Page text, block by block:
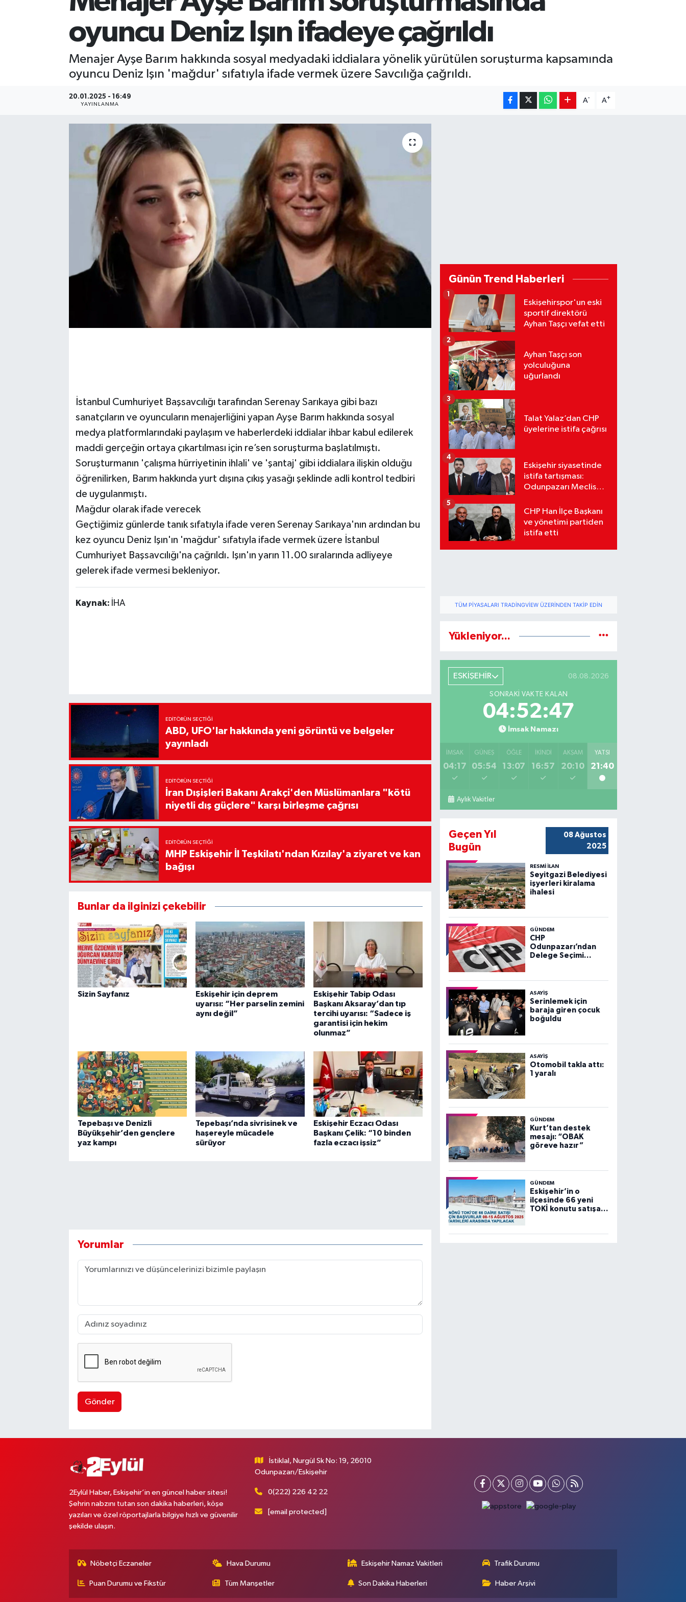
oyuncu Deniz Işın ifadeye çağrıldı
Menajer Ayşe Barım hakkında sosyal medyadaki iddialara yönelik yürütülen soruşturma kapsamında
oyuncu Deniz Işın 'mağdur' sıfatıyla ifade vermek üzere Savcılığa çağrıldı.
20.01.2025 - 16:49
YAYINLANMA
A- A+
İstanbul Cumhuriyet Başsavcılığı tarafından Serenay Sarıkaya gibi bazı
sanatçıların ve oyuncuların menajerliğini yapan Ayşe Barım hakkında sosyal
medya platformlarındaki paylaşım ve haberlerdeki iddialar ihbar kabul edilerek
maddi gerçeğin ortaya çıkartılması için re’sen soruşturma başlatılmıştı.
Soruşturmanın 'çalışma hürriyetinin ihlali' ve 'şantaj' gibi iddialara ilişkin olduğu
öğrenilirken, Barım hakkında yurt dışına çıkış yasağı şeklinde adli kontrol tedbiri
de uygulanmıştı.
Mağdur olarak ifade verecek
Geçtiğimiz günlerde tanık sıfatıyla ifade veren Serenay Sarıkaya'nın ardından bu
kez oyuncu Deniz Işın'ın 'mağdur' sıfatıyla ifade vermek üzere İstanbul
Cumhuriyet Başsavcılığı'na çağrıldı. Işın'ın yarın 11.00 sıralarında adliyeye
gelerek ifade vermesi bekleniyor.
Kaynak: İHA
EDITÖRÜN SEÇTIĞI
ABD, UFO'lar hakkında yeni görüntü ve belgeler
yayınladı
EDITÖRÜN SEÇTIĞI
İran Dışişleri Bakanı Arakçi'den Müslümanlara "kötü
niyetli dış güçlere" karşı birleşme çağrısı
EDITÖRÜN SEÇTIĞI
MHP Eskişehir İl Teşkilatı'ndan Kızılay'a ziyaret ve kan
bağışı
Bunlar da ilginizi çekebilir
Sizin Sayfanız
Eskişehir için deprem
uyarısı: “Her parselin zemini
aynı değil”
Eskişehir Tabip Odası
Başkanı Aksaray’dan tıp
tercihi uyarısı: “Sadece iş
garantisi için hekim
olunmaz”
Tepebaşı ve Denizli
Büyükşehir’den gençlere
yaz kampı
Tepebaşı’nda sivrisinek ve
haşereyle mücadele
sürüyor
Eskişehir Eczacı Odası
Başkanı Çelik: “10 binden
fazla eczacı işsiz”
Yorumlar
Gönder
Günün Trend Haberleri
Eskişehirspor'un eski
sportif direktörü
Ayhan Taşçı vefat etti
1
Ayhan Taşçı son
yolculuğuna
uğurlandı
2
Talat Yalaz’dan CHP
üyelerine istifa çağrısı
3
Eskişehir siyasetinde
istifa tartışması:
Odunpazarı Meclis
medyada karşı karşıya
geldi
4
CHP Han İlçe Başkanı
ve yönetimi partiden
istifa etti
5
TÜM PIYASALARI TRADINGVIEW ÜZERINDEN TAKIP EDIN
Yükleniyor...
ESKİŞEHİR 08.08.2026
SONRAKI VAKTE KALAN
04:52:46
İmsak Namazı
İMSAK
04:17
GÜNEŞ
05:54
ÖĞLE
13:07
İKINDI
16:57
AKŞAM
20:10
YATSI
21:40
Aylık Vakitler
Geçen Yıl
Bugün
08 Ağustos
2025
RESMİ İLAN
Seyitgazi Belediyesi
işyerleri kiralama
ihalesi
GÜNDEM
CHP
Odunpazarı’ndan
Delege Seçimi
ASAYİŞ
Serinlemek için
baraja giren çocuk
boğuldu
ASAYİŞ
Otomobil takla attı:
1 yaralı
GÜNDEM
Kurt’tan destek
mesajı: “OBAK
göreve hazır”
GÜNDEM
Eskişehir’in o
ilçesinde 66 yeni
TOKİ konutu satışa
2Eylül Haber, Eskişehir’in en güncel haber sitesi!
Şehrin nabzını tutan son dakika haberleri, köşe
yazıları ve özel röportajlarla bilgiye hızlı ve güvenilir
şekilde ulaşın.
İstiklal, Nurgül Sk No: 19, 26010
Odunpazarı/Eskişehir
0(222) 226 42 22
[email protected]
Nöbetçi Eczaneler Hava Durumu Eskişehir Namaz Vakitleri Trafik Durumu
Puan Durumu ve Fikstür Tüm Manşetler Son Dakika Haberleri Haber Arşivi